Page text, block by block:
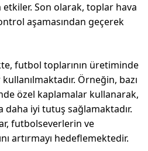
Son olarak, toplar hava
aşamasından geçerek
futbol toplarının üretiminde
Örneğin, bazı
özel kaplamalar kullanarak,
daha iyi tutuş sağlamaktadır.
futbolseverlerin ve
artırmayı hedeflemektedir.